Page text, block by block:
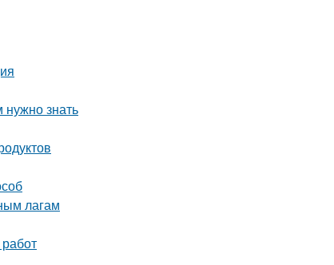
нужно знать
лагам